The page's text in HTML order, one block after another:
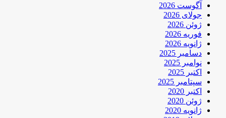
آگوست 2026
جولای 2026
ژوئن 2026
فوریه 2026
ژانویه 2026
دسامبر 2025
نوامبر 2025
اکتبر 2025
سپتامبر 2025
اکتبر 2020
ژوئن 2020
ژانویه 2020